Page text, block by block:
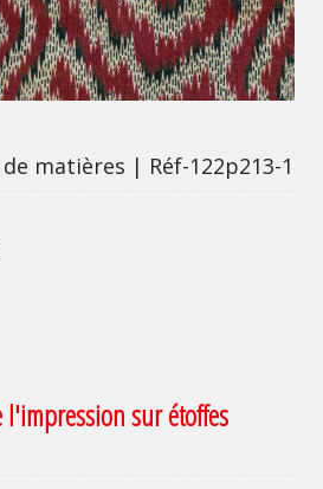
matières | Réf-122p213-1
l'impression sur étoffes